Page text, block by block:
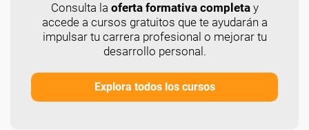
Consulta la oferta formativa completay
accede a cursos gratuitos que te ayudarán a
impulsar tu carrera profesional o mejorar tu
desarrollo personal.
Explora todos los cursos